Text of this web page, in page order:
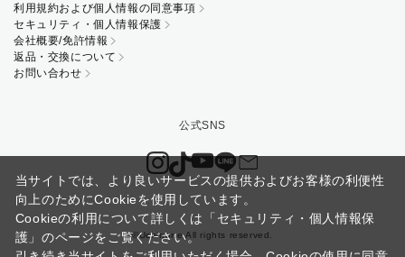
利用規約および個人情報の同意事項
セキュリティ・個人情報保護
会社概要/免許情報
返品・交換について
お問い合わせ
©Uchinone All rights reserved.
当サイトでは、より良いサービスの提供およびお客様の利便性
向上のためにCookieを使用しています。
Cookieの利用について詳しくは
「セキュリティ・個人情報保
護」 のページをご覧ください。